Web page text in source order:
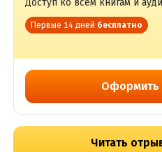
Доступ ко всем книгам и
Первые 14 дней бесплатно
Оформить
Читать